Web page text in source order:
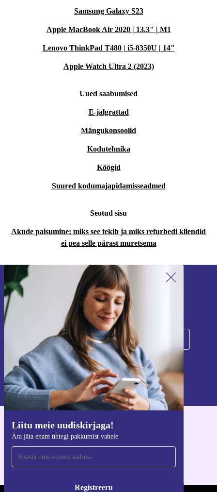
Samsung Galaxy S23
Apple MacBook Air 2020 | 13.3" | M1
Lenovo ThinkPad T480 | i5-8350U | 14"
Apple Watch Ultra 2 (2023)
Uued saabumised
E-jalgrattad
Mängukonsoolid
Kodutehnika
Köögid
Suured kodumajapidamisseadmed
Seotud sisu
Akude paisumine: miks see tekib ja miks refurbedi kliendid
ei pea selle pärast muretsema
Liitu meie uudiskirjaga!
Ära jäta enam ühtegi pakkumist vahele
Registreeru
Liitu meie uudiskirjaga!
Ära jäta enam ühtegi pakkumist vahele.
Registreeru
Teavet isikuandmete kasutamise kohta leiate meie
privaatsuspoliitikast.
Hangi refurbed rakendus
iOS-i ja Androidi jaoks